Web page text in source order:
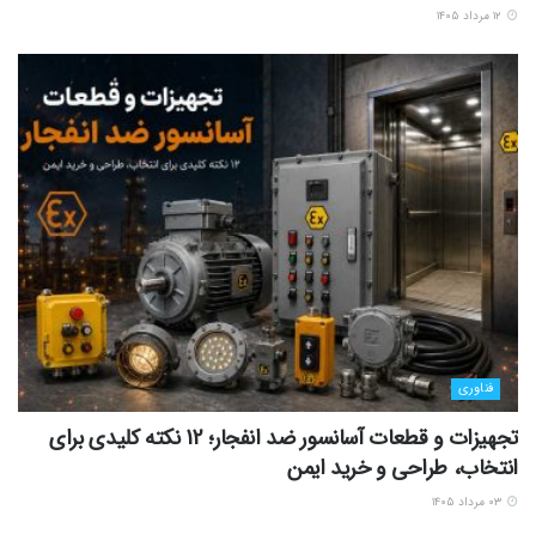
فناوری
تجهیزات و قطعات آسانسور ضد انفجار؛ 12 نکته کلیدی برای
انتخاب، طراحی و خرید ایمن